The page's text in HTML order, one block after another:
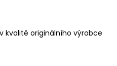
kvalitě originálního výrobce